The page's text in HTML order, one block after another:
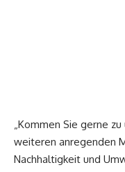
„Kommen Sie gerne
weiteren anregenden
Nachhaltigkeit und